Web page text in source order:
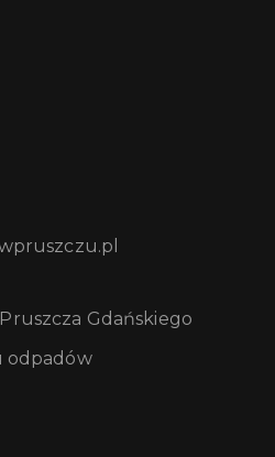
Gdańskiego
odpadów